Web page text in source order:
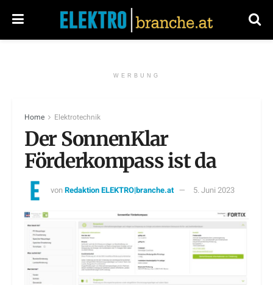
WERBUNG
Home Elektrotechnik
Der SonnenKlar
Förderkompass ist da
vonRedaktion ELEKTRO|branche.at 5. Juni 2023